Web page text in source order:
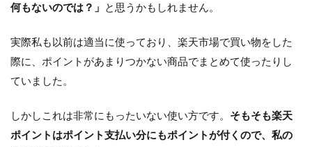
何もないのでは？」 と思うかもしれません。
実際私も以前は適当に使っており、楽天市場で買い物をした
際に、ポイントがあまりつかない商品でまとめて使ったりし
ていました。
しかしこれは非常にもったいない使い方です。 そもそも楽天
ポイントはポイント支払い分にもポイントが付く ので、私の